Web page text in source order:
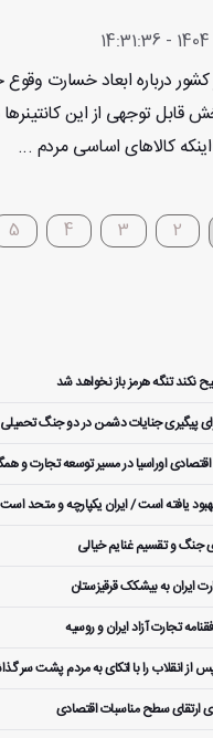
درباره ابعاد خسارت وقوع
توجهی از این کانتینرها
کالاهای اساسی مردم ...
2
3
4
5
نکند تنگه هرمز باز نخواهد شد
پیگیری جنایات دشمن در دو جنگ تحمیلی
اقتصادی اوراسیا در مسیر توسعه تجارت و
یافته است / ایران یکپارچه و متحد است
جنگ و تقسیم غنایم خیالی
ایران به بیشکک قرقیزستان
تجارت آزاد ایران و روسیه
انقلاب را با اتکای به مردم پشت سر
ارتقای سطح مناسبات اقتصادی